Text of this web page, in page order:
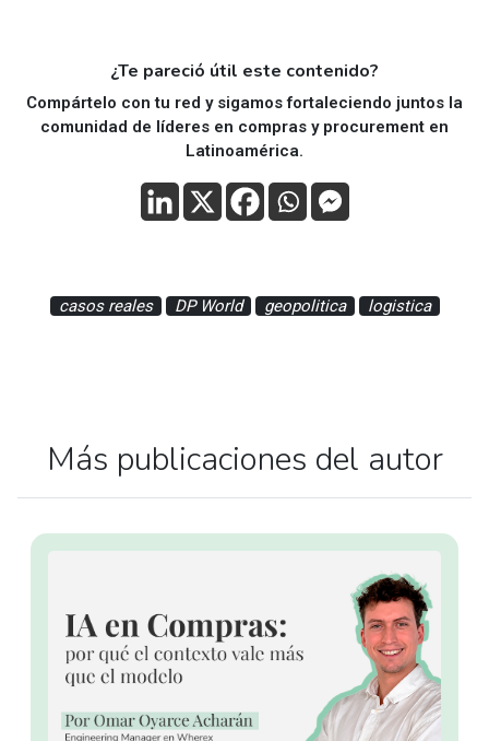
¿Te pareció útil este contenido?
Compártelo con tu red y sigamos fortaleciendo juntos la
comunidad de líderes en compras y procurement en
Latinoamérica.
casos reales DP World geopolitica logistica
Más publicaciones del autor